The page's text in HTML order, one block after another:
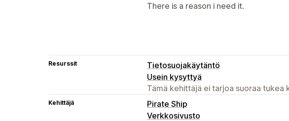
There is a reason i need it.
Resurssit
Tietosuojakäytäntö
Usein kysyttyä
Tämä kehittäjä ei tarjoa suoraa tukea
Kehittäjä
Pirate Ship
Verkkosivusto